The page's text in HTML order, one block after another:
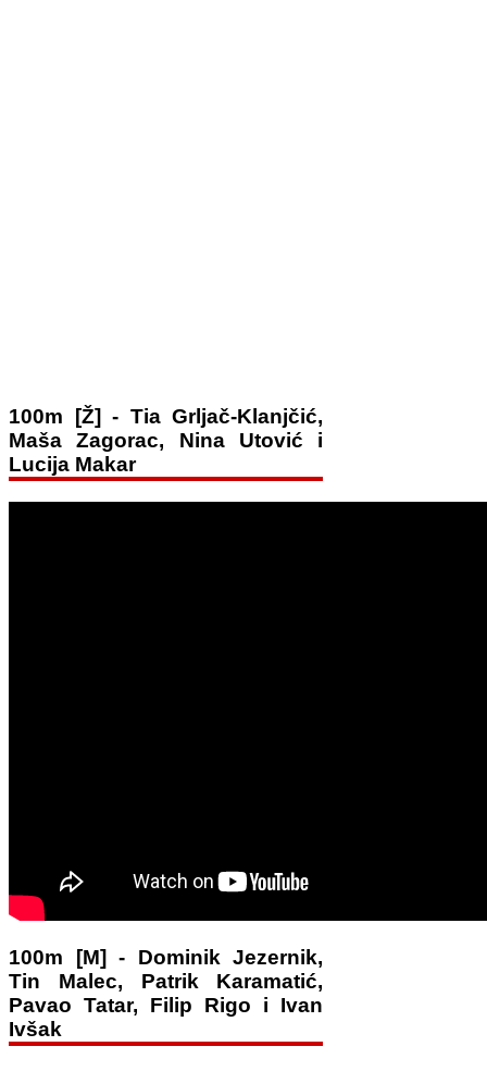
100m [Ž] - Tia Grljač-Klanjčić,
Maša Zagorac, Nina Utović i
Lucija Makar
100m [M] - Dominik Jezernik,
Tin Malec, Patrik Karamatić,
Pavao Tatar, Filip Rigo i Ivan
Ivšak